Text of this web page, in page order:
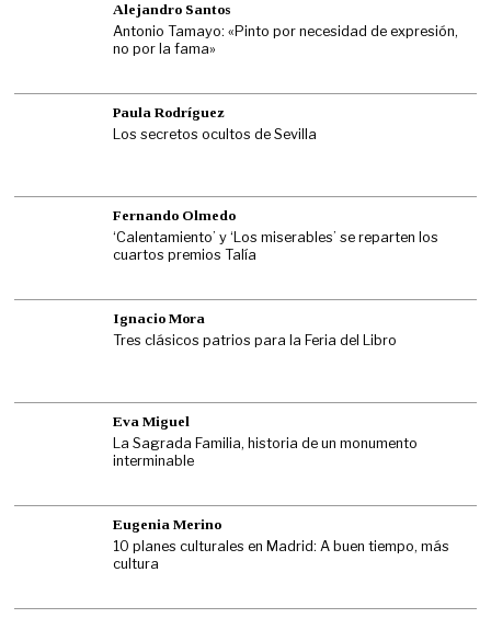
Alejandro Santos
Antonio Tamayo: «Pinto por necesidad de expresión,
no por la fama»
Paula Rodríguez
Los secretos ocultos de Sevilla
Fernando Olmedo
‘Calentamiento’ y ‘Los miserables’ se reparten los
cuartos premios Talía
Ignacio Mora
Tres clásicos patrios para la Feria del Libro
Eva Miguel
La Sagrada Familia, historia de un monumento
interminable
Eugenia Merino
10 planes culturales en Madrid: A buen tiempo, más
cultura